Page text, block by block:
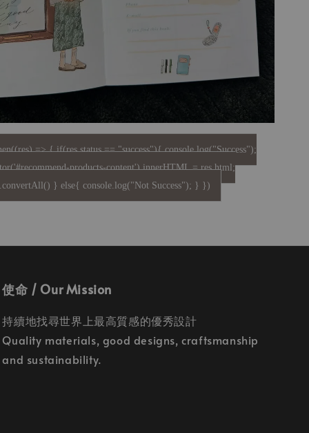
=> { if(res.status == "success"){ console.log("Success");
products-content').innerHTML = res.html;
} else{ console.log("Not Success"); } })
使命 / Our Mission
持續地找尋世界上最高質感的優秀設計
Quality materials, good designs, craftsmanship
and sustainability.